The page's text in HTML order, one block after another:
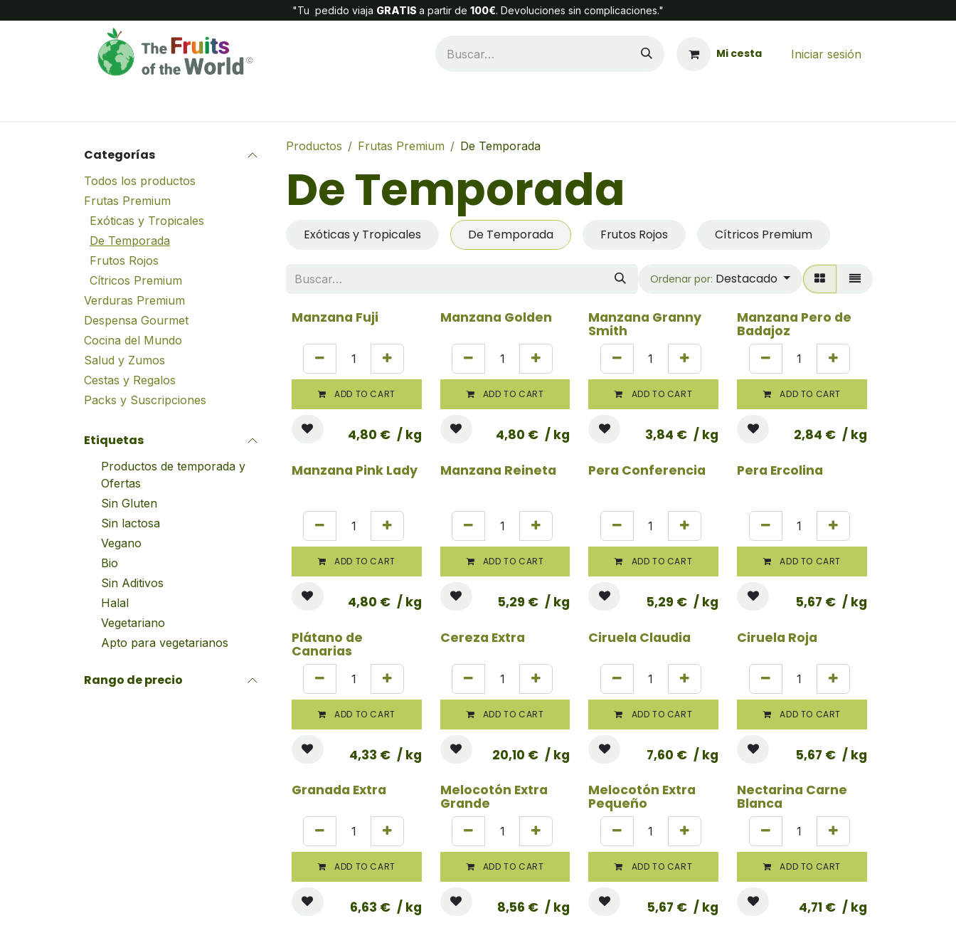
"Tu pedido viaja GRATIS a partir de 100€. Devoluciones sin complicaciones."
Mi cesta Iniciar sesión
Categorías
Todos los productos
Frutas Premium
Exóticas y Tropicales
De Temporada
Frutos Rojos
Cítricos Premium
Verduras Premium
Despensa Gourmet
Cocina del Mundo
Salud y Zumos
Cestas y Regalos
Packs y Suscripciones
Etiquetas
Productos de temporada y
Ofertas
Sin Gluten
Sin lactosa
Vegano
Bio
Sin Aditivos
Halal
Vegetariano
Apto para vegetarianos
Rango de precio
Productos Frutas Premium De Temporada
De Temporada
Exóticas y Tropicales De Temporada Frutos Rojos Cítricos Premium
Ordenar por: Destacado
Manzana Fuji
ADD TO CART
4,80 € / kg
Manzana Golden
ADD TO CART
4,80 € / kg
Manzana Granny
Smith
ADD TO CART
3,84 € / kg
Manzana Pero de
Badajoz
ADD TO CART
2,84 € / kg
Manzana Pink Lady
ADD TO CART
4,80 € / kg
Manzana Reineta
ADD TO CART
5,29 € / kg
Pera Conferencia
ADD TO CART
5,29 € / kg
Pera Ercolina
ADD TO CART
5,67 € / kg
Plátano de
Canarias
ADD TO CART
4,33 € / kg
Cereza Extra
ADD TO CART
20,10 € / kg
Ciruela Claudia
ADD TO CART
7,60 € / kg
Ciruela Roja
ADD TO CART
5,67 € / kg
Granada Extra
ADD TO CART
6,63 € / kg
Melocotón Extra
Grande
ADD TO CART
8,56 € / kg
Melocotón Extra
Pequeño
ADD TO CART
5,67 € / kg
Nectarina Carne
Blanca
ADD TO CART
4,71 € / kg